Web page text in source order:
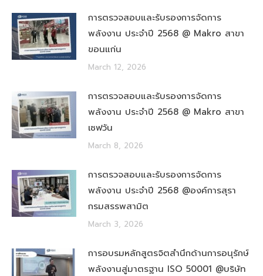
การตรวจสอบและรับรองการจัดการ
พลังงาน ประจำปี 2568 @ Makro สาขา
ขอนแก่น
March 12, 2026
การตรวจสอบและรับรองการจัดการ
พลังงาน ประจำปี 2568 @ Makro สาขา
เซฟวัน
March 8, 2026
การตรวจสอบและรับรองการจัดการ
พลังงาน ประจำปี 2568 @องค์การสุรา
กรมสรรพสามิต
March 3, 2026
การอบรมหลักสูตรจิตสำนึกด้านการอนุรักษ์
พลังงานสู่มาตรฐาน ISO 50001 @บริษัท